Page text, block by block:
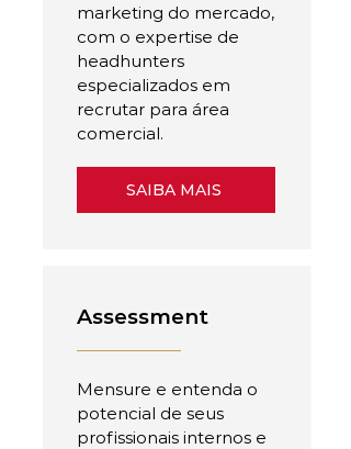
marketing do mercado,
com o expertise de
headhunters
especializados em
recrutar para área
comercial.
SAIBA MAIS
Assessment
Mensure e entenda o
potencial de seus
profissionais internos e